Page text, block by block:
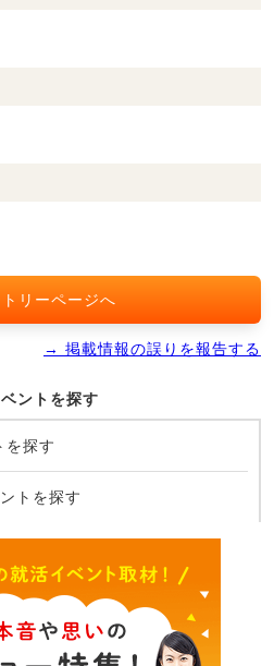
リーページへ
→ 掲載情報の誤りを報告する
ントを探す
を探す
トを探す